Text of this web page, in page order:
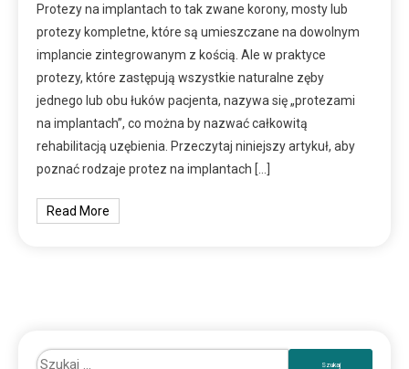
Protezy na implantach to tak zwane korony, mosty lub
protezy kompletne, które są umieszczane na dowolnym
implancie zintegrowanym z kością. Ale w praktyce
protezy, które zastępują wszystkie naturalne zęby
jednego lub obu łuków pacjenta, nazywa się „protezami
na implantach”, co można by nazwać całkowitą
rehabilitacją uzębienia. Przeczytaj niniejszy artykuł, aby
poznać rodzaje protez na implantach […]
Read More